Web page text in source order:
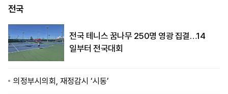
전국
전국 테니스 꿈나무 250명 영광 집결…14
일부터 전국대회
의정부시의회, 재정감시 ‘시동’